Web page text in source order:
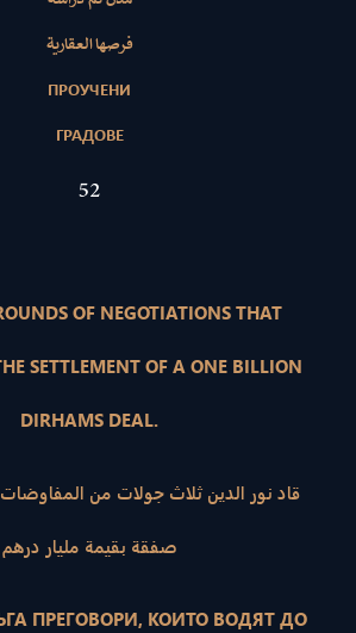
فرصها العقارية
ПРОУЧЕНИ
ГРАДОВЕ
52
OF NEGOTIATIONS THAT
SETTLEMENT OF A ONE BILLION
DIRHAMS DEAL.
قاد نور الدين ثلاث جولات من
صفقة بقيمة مليار درهم
ПРЕГОВОРИ, КОИТО ВОДЯТ ДО